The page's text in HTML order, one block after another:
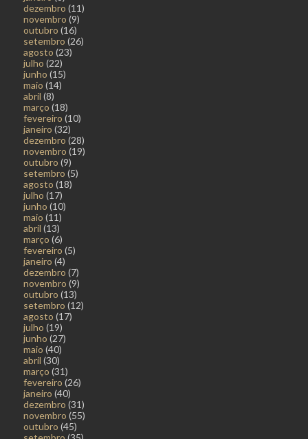
dezembro (11)
novembro (9)
outubro (16)
setembro (26)
agosto (23)
julho (22)
junho (15)
maio (14)
abril (8)
março (18)
fevereiro (10)
janeiro (32)
dezembro (28)
novembro (19)
outubro (9)
setembro (5)
agosto (18)
julho (17)
junho (10)
maio (11)
abril (13)
março (6)
fevereiro (5)
janeiro (4)
dezembro (7)
novembro (9)
outubro (13)
setembro (12)
agosto (17)
julho (19)
junho (27)
maio (40)
abril (30)
março (31)
fevereiro (26)
janeiro (40)
dezembro (31)
novembro (55)
outubro (45)